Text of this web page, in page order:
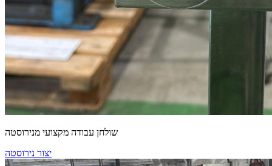
שולחן עבודה מקצועי מנירוסטה
יצור נירוסטה